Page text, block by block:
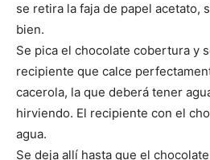
se retira la faja de papel acetato,
bien.
Se pica el chocolate cobertura y
recipiente que calce
cacerola, la que deberá tener
hirviendo. El recipiente con el
agua.
Se deja allí hasta que el